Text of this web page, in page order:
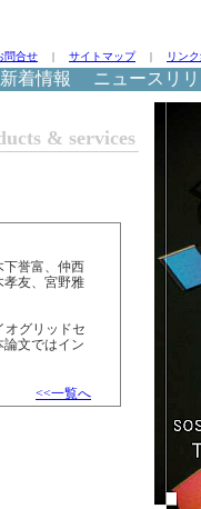
問合せ | サイトマップ| リン
新着情報 ニュースリ
& services
下誉富、仲西
孝友、宮野雅
オグリッドセ
文ではイン
<<一覧へ